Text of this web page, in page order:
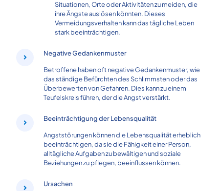
Situationen, Orte oder Aktivitäten zu meiden, die
ihre Ängste auslösen könnten. Dieses
Vermeidungsverhalten kann das tägliche Leben
stark beeinträchtigen.
Negative Gedankenmuster
Betroffene haben oft negative Gedankenmuster, wie
das ständige Befürchten des Schlimmsten oder das
Überbewerten von Gefahren. Dies kann zu einem
Teufelskreis führen, der die Angst verstärkt.
Beeinträchtigung der Lebensqualität
Angststörungen können die Lebensqualität erheblich
beeinträchtigen, da sie die Fähigkeit einer Person,
alltägliche Aufgaben zu bewältigen und soziale
Beziehungen zu pflegen, beeinflussen können.
Ursachen